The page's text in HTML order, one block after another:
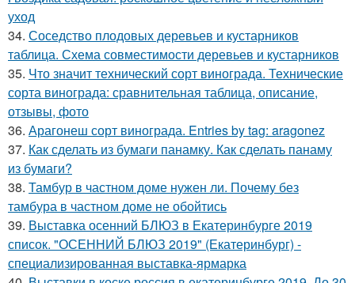
уход
34. Соседство плодовых деревьев и кустарников
таблица. Схема совместимости деревьев и кустарников
35. Что значит технический сорт винограда. Технические
сорта винограда: сравнительная таблица, описание,
отзывы, фото
36. Арагонеш сорт винограда. Entries by tag: aragonez
37. Как сделать из бумаги панамку. Как сделать панаму
из бумаги?
38. Тамбур в частном доме нужен ли. Почему без
тамбура в частном доме не обойтись
39. Выставка осенний БЛЮЗ в Екатеринбурге 2019
список. "ОСЕННИЙ БЛЮЗ 2019" (Екатеринбург) -
специализированная выставка-ярмарка